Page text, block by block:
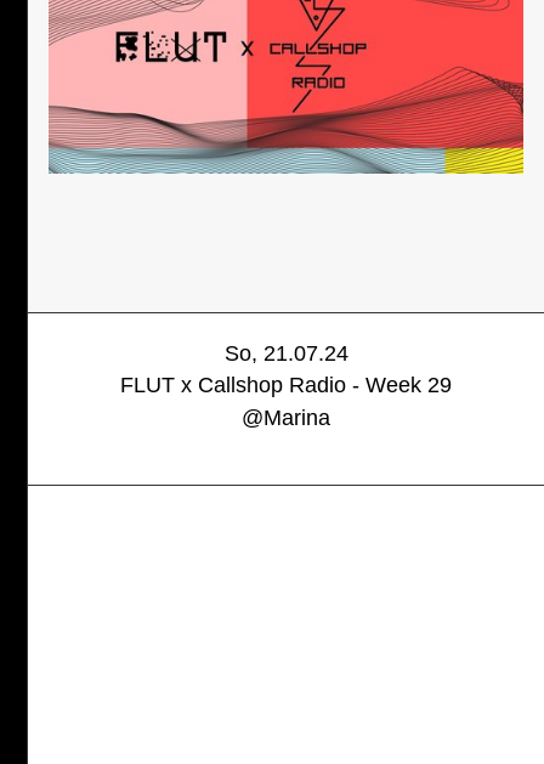
So, 21.07.24
FLUT x Callshop Radio - Week 29
@Marina